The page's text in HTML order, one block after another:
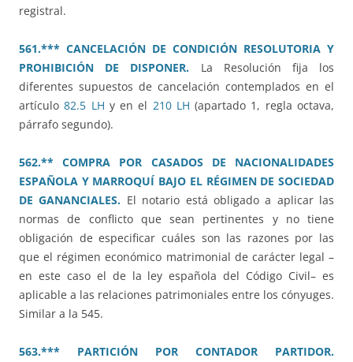
registral.
561.*** CANCELACIÓN DE CONDICIÓN RESOLUTORIA Y
PROHIBICIÓN DE DISPONER. La Resolución fija los
diferentes supuestos de cancelación contemplados en el
artículo82.5 LH y en el 210 LH (apartado 1, regla octava,
párrafo segundo).
562.** COMPRA POR CASADOS DE NACIONALIDADES
ESPAÑOLA Y MARROQUÍ BAJO EL RÉGIMEN DE SOCIEDAD
DE GANANCIALES. El notario está obligado a aplicar las
normas de conflicto que sean pertinentes y no tiene
obligación de especificar cuáles son las razones por las
que el régimen económico matrimonial de carácter legal –
en este caso el de la ley española del Código Civil– es
aplicable a las relaciones patrimoniales entre los cónyuges.
Similar a la 545.
563.*** PARTICIÓN POR CONTADOR PARTIDOR.